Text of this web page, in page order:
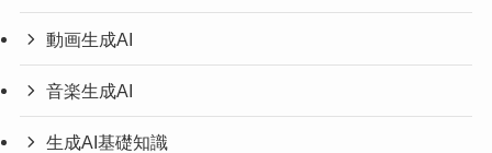
動画生成AI
音楽生成AI
生成AI基礎知識